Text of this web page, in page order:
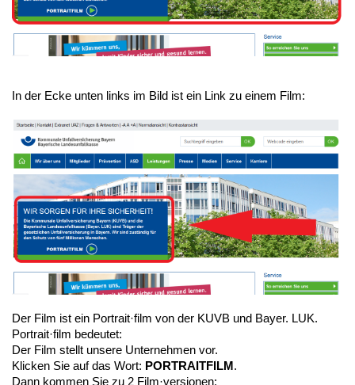
In der Ecke unten links im Bild ist ein Link zu einem Film:
Der Film ist ein Portrait·film von der KUVB und Bayer. LUK.
Portrait·film bedeutet:
Der Film stellt unsere Unternehmen vor.
Klicken Sie auf das Wort: PORTRAITFILM.
Dann kommen Sie zu 2 Film·versionen: